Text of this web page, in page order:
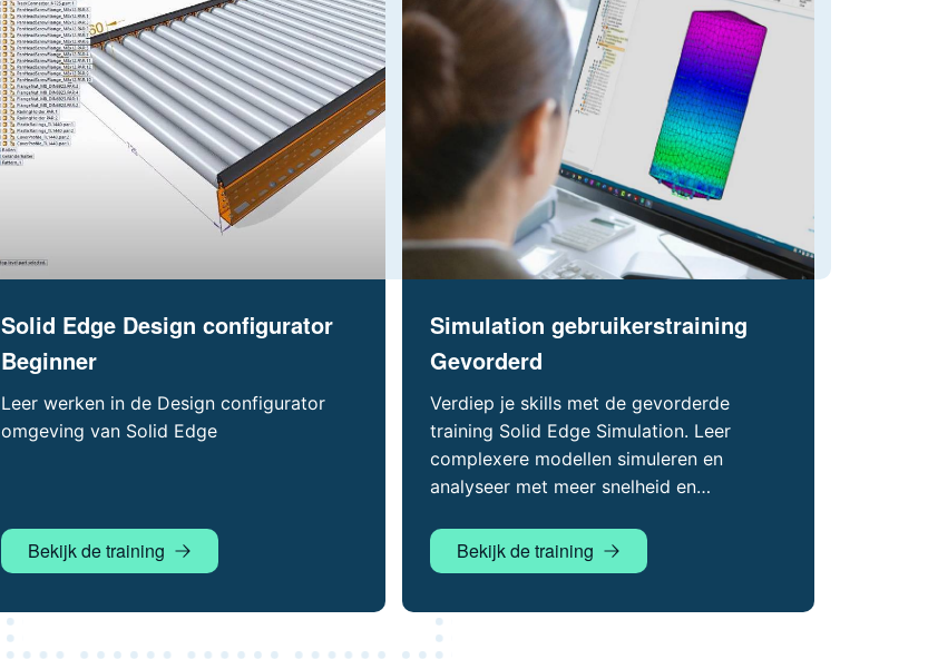
Solid Edge Design configurator
Beginner
Leer werken in de Design configurator
omgeving van Solid Edge
Bekijk de training
Simulation gebruikerstraining
Gevorderd
Verdiep je skills met de gevorderde
training Solid Edge Simulation. Leer
complexere modellen simuleren en
analyseer met meer snelheid en
Bekijk de training